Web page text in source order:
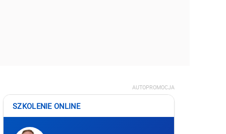
AUTOPROMOCJA
SZKOLENIE ONLINE